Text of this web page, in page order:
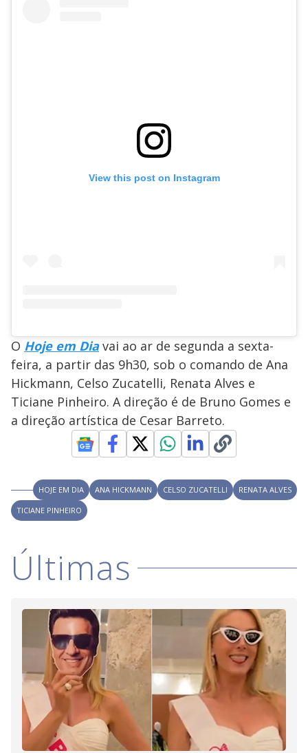
View this post on Instagram
O Hoje em Diavai ao ar de segunda a sexta-
feira, a partir das 9h30, sob o comando de Ana
Hickmann, Celso Zucatelli, Renata Alves e
Ticiane Pinheiro. A direção é de Bruno Gomes e
a direção artística de Cesar Barreto.
HOJE EM DIA ANA HICKMANN CELSO ZUCATELLI
RENATA ALVES
TICIANE PINHEIRO
Últimas